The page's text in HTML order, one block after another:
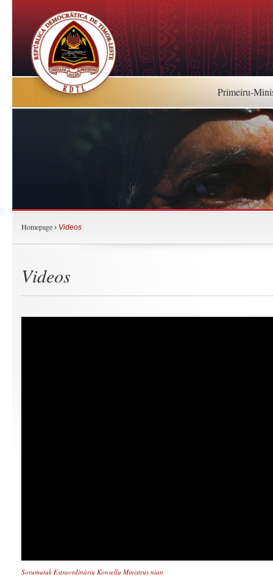
Primeiru-
Homepage › Videos
Videos
Sorumutuk Estraordináriu Konsellu Ministrus nian